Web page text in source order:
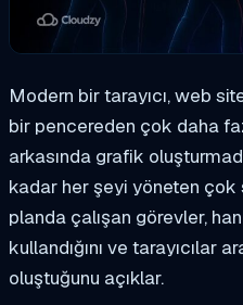
Modern bir tarayıcı, web
bir pencereden çok daha
arkasında grafik
kadar her şeyi yöneten çok
planda çalışan görevler,
kullandığını ve tarayıcılar
oluştuğunu açıklar.